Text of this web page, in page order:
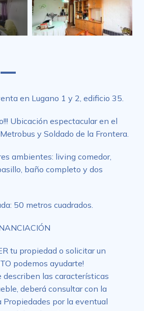
en Lugano 1 y 2, edificio 35.
Ubicación espectacular en el
y Soldado de la Frontera.
ambientes: living comedor,
baño completo y dos
50 metros cuadrados.
tu propiedad o solicitar un
podemos ayudarte!
describen las características
deberá consultar con la
Propiedades por la eventual